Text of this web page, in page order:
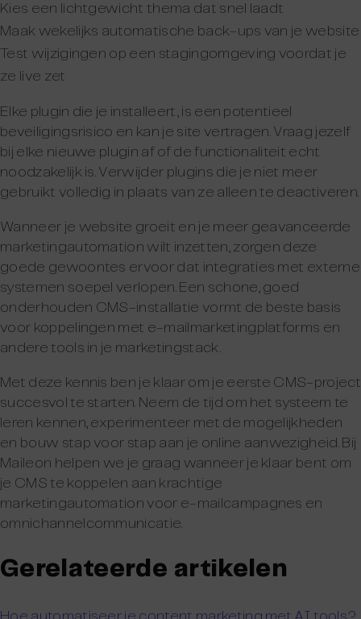
Kies een lichtgewicht thema dat snel laadt
Maak wekelijks automatische back-ups van je website
Test wijzigingen op een stagingomgeving voordat je
ze live zet
Elke plugin die je installeert, is een potentieel
beveiligingsrisico en kan je site vertragen. Vraag jezelf
bij elke nieuwe plugin af of de functionaliteit echt
noodzakelijk is. Verwijder plugins die je niet meer
gebruikt volledig in plaats van ze alleen te deactiveren.
Wanneer je website groeit en je meer geavanceerde
marketingautomation wilt inzetten, zorgen deze
goede gewoontes ervoor dat integraties met externe
systemen soepel verlopen. Een schone, goed
onderhouden CMS-installatie vormt de beste basis
voor koppelingen met e-mailmarketingplatforms en
andere tools in je marketingstack.
Met deze kennis ben je klaar om je eerste CMS-project
succesvol te starten. Neem de tijd om het systeem te
leren kennen, experimenteer met de mogelijkheden
en bouw stap voor stap aan je online aanwezigheid. Bij
Maileon helpen we je graag wanneer je klaar bent om
je CMS te koppelen aan krachtige
marketingautomation voor e-mailcampagnes en
omnichannelcommunicatie.
Gerelateerde artikelen